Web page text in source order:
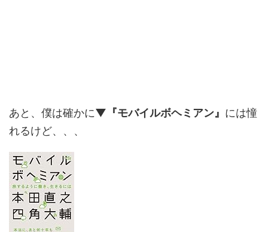
あと、僕は確かに▼『モバイルボヘミアン』 には憧
れるけど、、、